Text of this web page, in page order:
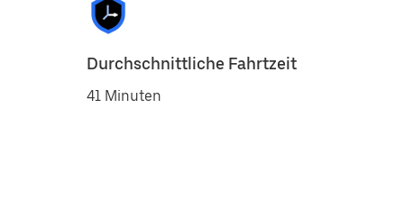
Durchschnittliche Fahrtzeit
41 Minuten